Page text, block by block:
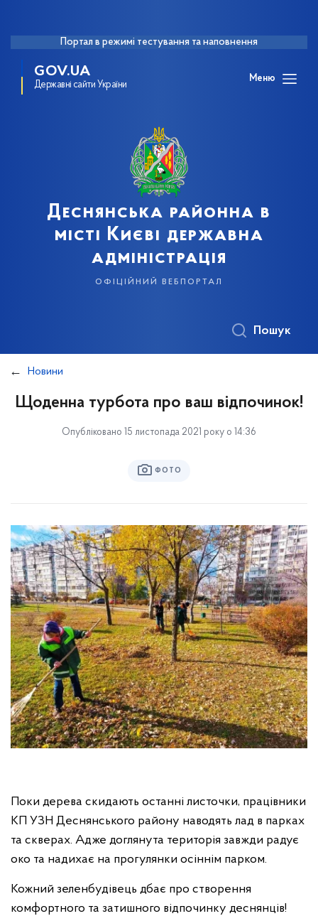
Портал в режимі тестування та наповнення
GOV.UA
Державні сайти України
Меню
Деснянська районна в
місті Києві державна
адміністрація
офіційний вебпортал
Пошук
Новини
Щоденна турбота про ваш відпочинок!
Опубліковано 15 листопада 2021 року о 14:36
ФОТО
Поки дерева скидають останні листочки, працівники
КП УЗН Деснянського району наводять лад в парках
та скверах. Адже доглянута територія завжди радує
око та надихає на прогулянки осіннім парком.
Кожний зеленбудівець дбає про створення
комфортного та затишного відпочинку деснянців!